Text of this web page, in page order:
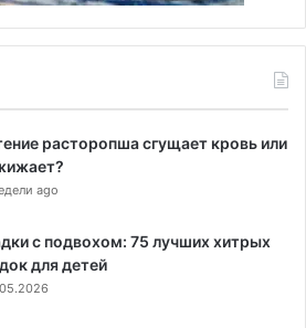
расторопша сгущает кровь или
ago
с подвохом: 75 лучших хитрых
для детей